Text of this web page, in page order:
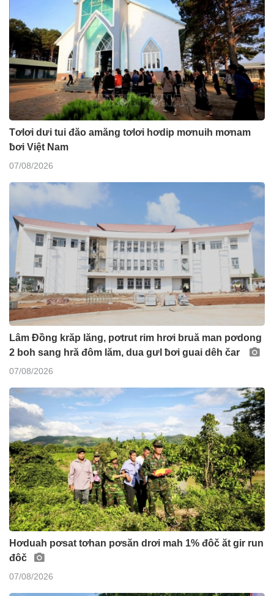
Tơlơi dưi tui đăo amăng tơlơi hơdip mơnuih mơnam
ƀơi Việt Nam
07/08/2026
Lâm Đồng krăp lăng, pơtrut rim hrơi bruă man pơdong
2 boh sang hră đôm lăm, dua gưl ƀơi guai dêh čar
07/08/2026
Hơduah pơsat tơhan pơsăn drơi mah 1% đôč ăt gir run
đôč
07/08/2026